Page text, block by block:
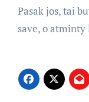
Pasak jos, tai
save, o